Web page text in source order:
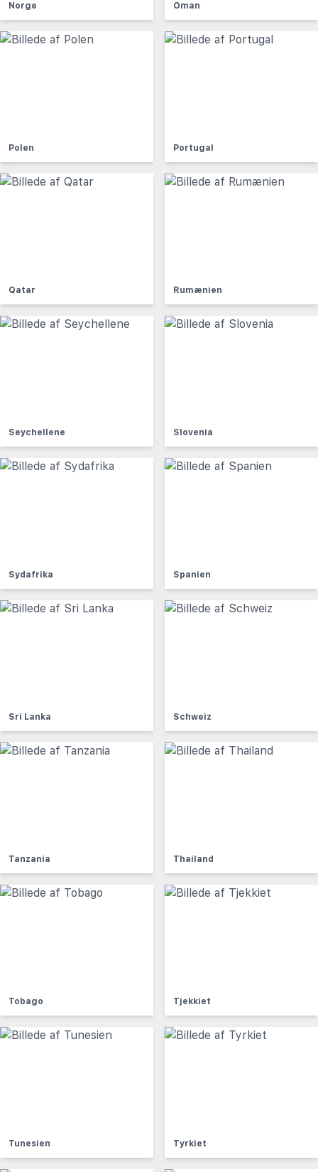
Norge Oman
Polen Portugal
Qatar Rumænien
Seychellene Slovenia
Sydafrika Spanien
Sri Lanka Schweiz
Tanzania Thailand
Tobago Tjekkiet
Tunesien Tyrkiet